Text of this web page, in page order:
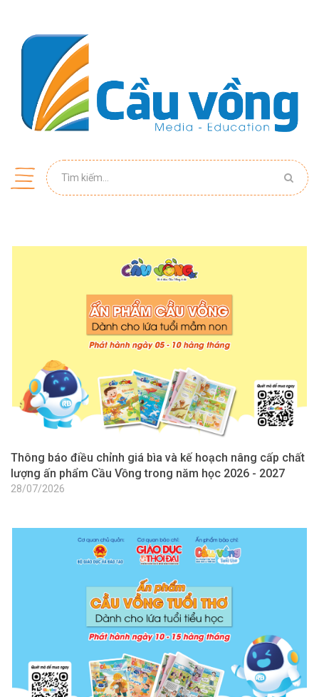
Thông báo điều chỉnh giá bìa và kế hoạch nâng cấp chất
lượng ấn phẩm Cầu Vồng trong năm học 2026 - 2027
28/07/2026